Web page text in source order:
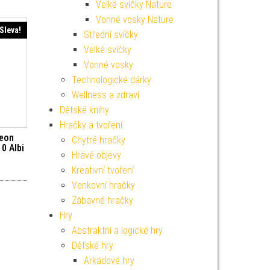
Sleva!
Albi
cena byla: 39 Kč.
Aktuální cena je: 19 Kč.
Velké svíčky Nature
Vonné vosky Nature
Střední svíčky
Velké svíčky
Vonné vosky
Technologické dárky
Wellness a zdraví
Dětské knihy
Hračky a tvoření
Chytré hračky
Hravé objevy
Kreativní tvoření
Venkovní hračky
Zábavné hračky
Hry
Abstraktní a logické hry
Dětské hry
Arkádové hry